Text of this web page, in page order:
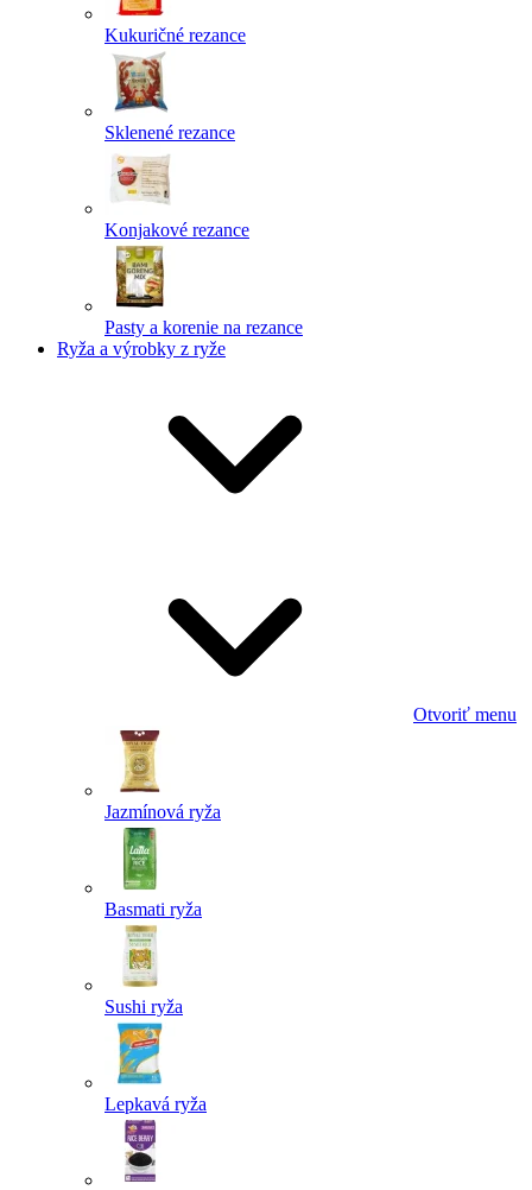
Kukuričné rezance
Sklenené rezance
Konjakové rezance
Pasty a korenie na rezance
Ryža a výrobky z ryže
Otvoriť menu
Jazmínová ryža
Basmati ryža
Sushi ryža
Lepkavá ryža